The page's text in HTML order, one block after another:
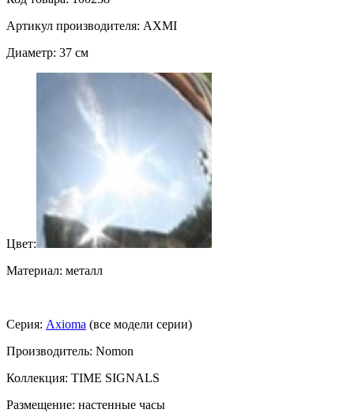
Артикул производителя: AXMI
Диаметр: 37 см
Цвет:
Материал: металл
Серия: Axioma (все модели серии)
Производитель: Nomon
Коллекция: TIME SIGNALS
Размещение: настенные часы